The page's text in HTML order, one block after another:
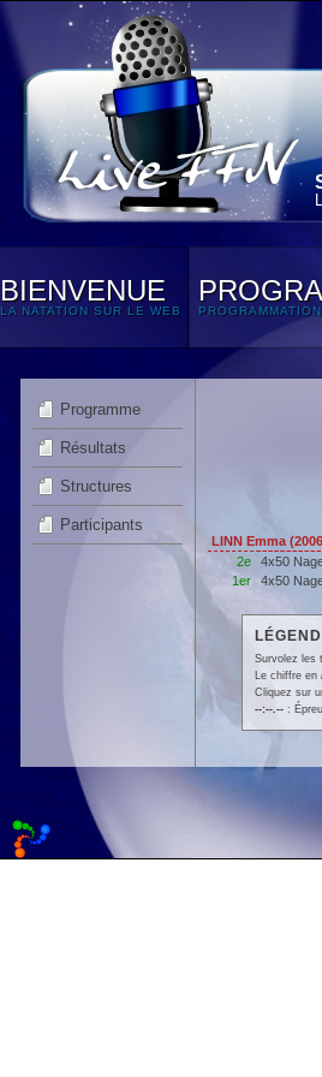
BIENVENUE
LA NATATION SUR LE WEB PROGRAMMATION
Programme
Résultats
Structures
Participants
LINN Emma
2e
4x50
1er 4x50
Survolez les
Le chiffre en
Cliquez sur
--:--.--: